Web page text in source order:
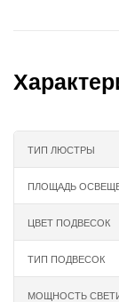
ТИП ЛЮСТРЫ
ПЛОЩАДЬ
ЦВЕТ ПОДВЕСОК
ТИП ПОДВЕСОК
МОЩНОСТЬ